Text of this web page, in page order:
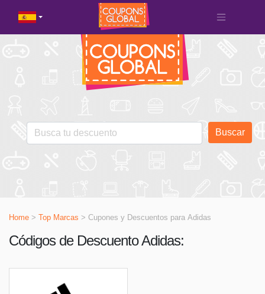
Buscar
Home > Top Marcas > Cupones y Descuentos para Adidas
Códigos de Descuento Adidas: